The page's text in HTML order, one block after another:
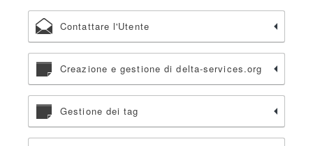
Contattare l'Utente
Creazione e gestione di delta-services.org
Gestione dei tag